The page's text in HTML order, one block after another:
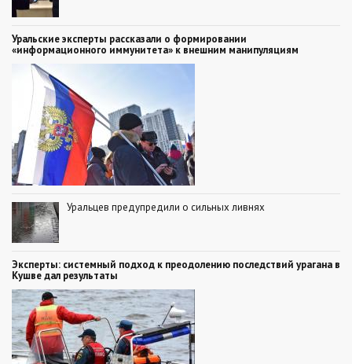
Уральские эксперты рассказали о формировании
«информационного иммунитета» к внешним манипуляциям
Уральцев предупредили о сильных ливнях
Эксперты: системный подход к преодолению последствий урагана в
Кушве дал результаты